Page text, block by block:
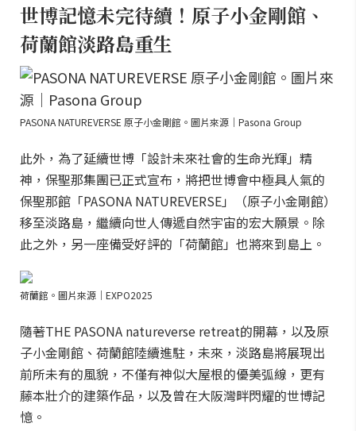
世博記憶未完待續！原子小金剛館、
荷蘭館淡路島重生
PASONA NATUREVERSE 原子小金剛館。圖片來源｜Pasona Group
此外，為了延續世博「設計未來社會的生命光輝」精
神，保聖那集團已正式宣布，將把世博會中極具人氣的
保聖那館「PASONA NATUREVERSE」（原子小金剛館）
移至淡路島，繼續向世人傳遞自然宇宙的宏大願景。除
此之外，另一座備受好評的「荷蘭館」也將來到島上。
荷蘭館。圖片來源｜EXPO2025
隨著THE PASONA natureverse retreat的開幕，以及原
子小金剛館、荷蘭館陸續進駐，未來，淡路島將展現出
前所未有的風貌，不僅有神似大屋根的優美弧線，更有
藤本壯介的建築作品，以及曾在大阪灣畔閃耀的世博記
憶。